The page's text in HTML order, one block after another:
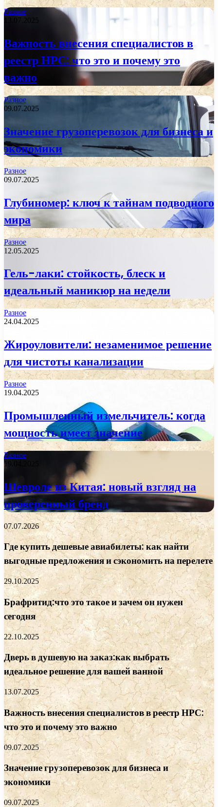
Разное
13.07.2025
Важность внесения специалистов в
реестр НРС: что это и почему это
важно
Разное
09.07.2025
Значение грузоперевозок для бизнеса и
экономики
Разное
09.07.2025
Глубиномер: ключ к тайнам подводного
мира
Разное
12.05.2025
Гель-лаки: стойкость, блеск и
идеальный маникюр на недели
Разное
24.04.2025
Жироуловители: незаменимое решение
для чистоты канализации
Разное
19.04.2025
Промышленный измельчитель: когда
мощность имеет значение
Разное
19.04.2025
Шевроле из Китая: новый взгляд на
проверенный бренд
07.07.2026
Где купить дешевые авиабилеты: как найти
выгодные предложения и сэкономить на перелете
29.10.2025
Брафритид:что это такое и зачем он нужен
сегодня
22.10.2025
Дверь в душевую на заказ:как выбрать
идеальное решение для вашей ванной
13.07.2025
Важность внесения специалистов в реестр НРС:
что это и почему это важно
09.07.2025
Значение грузоперевозок для бизнеса и
экономики
09.07.2025